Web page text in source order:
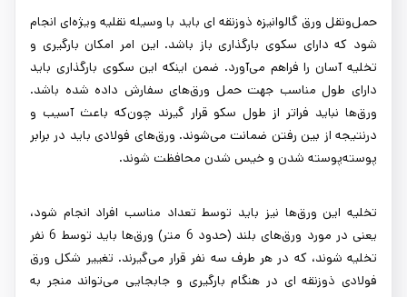
حمل‌ونقل ورق گالوانیزه ذوزنقه ای باید با وسیله نقلیه ویژه‌ای انجام
شود که دارای سکوی بارگذاری باز باشد. این امر امکان بارگیری و
تخلیه آسان را فراهم می‌آورد. ضمن اینکه این سکوی بارگذاری باید
دارای طول مناسب جهت حمل ورق‌های سفارش داده شده باشد.
ورق‌ها نباید فراتر از طول سکو قرار گیرند چون‌که باعث آسیب و
درنتیجه از بین رفتن ضمانت می‌شوند. ورق‌های فولادی باید در برابر
پوسته‌پوسته شدن و خیس شدن محافظت شوند.
تخلیه این ورق‌ها نیز باید توسط تعداد مناسب افراد انجام شود،
یعنی در مورد ورق‌های بلند (حدود 6 متر) ورق‌ها باید توسط 6 نفر
تخلیه ‌شوند، که در هر طرف سه نفر قرار می‌گیرند. تغییر شکل ورق
فولادی ذوزنقه ای در هنگام بارگیری و جابجایی می‌تواند منجر به